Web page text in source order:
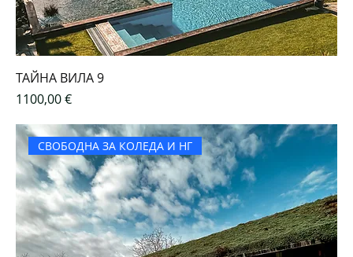
ТАЙНА ВИЛА 9
Цена
1100,00 €
СВОБОДНА ЗА КОЛЕДА И НГ